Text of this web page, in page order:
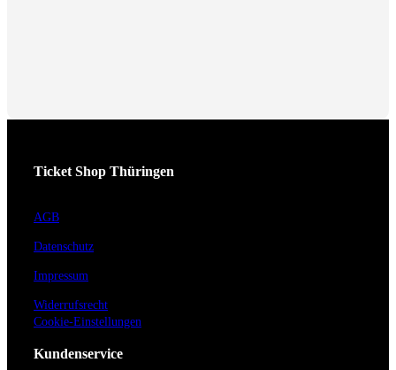
Ticket Shop Thüringen
AGB
Datenschutz
Impressum
Widerrufsrecht
Cookie-Einstellungen
Kundenservice